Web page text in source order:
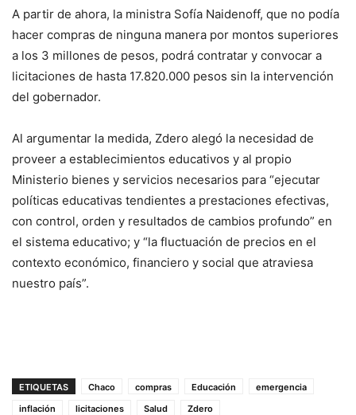
A partir de ahora, la ministra Sofía Naidenoff, que no podía
hacer compras de ninguna manera por montos superiores
a los 3 millones de pesos, podrá contratar y convocar a
licitaciones de hasta 17.820.000 pesos sin la intervención
del gobernador.
Al argumentar la medida, Zdero alegó la necesidad de
proveer a establecimientos educativos y al propio
Ministerio bienes y servicios necesarios para “ejecutar
políticas educativas tendientes a prestaciones efectivas,
con control, orden y resultados de cambios profundo” en
el sistema educativo; y “la fluctuación de precios en el
contexto económico, financiero y social que atraviesa
nuestro país”.
ETIQUETAS Chaco compras Educación
emergencia
inflación
licitaciones Salud Zdero